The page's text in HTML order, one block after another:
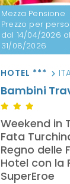
Mezza Pensione
Prezzo per
dal 14/04/2026 al
31/08/2026
HOTEL ***
Bambini
Weekend in
Fata
Regno delle
Hotel con la
SuperEroe